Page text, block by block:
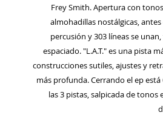
Frey Smith. Apertura con
almohadillas nostálgicas,
percusión y 303 líneas se
espaciado. "L.A.T." es una pista
construcciones sutiles, ajustes y
más profunda. Cerrando el ep
las 3 pistas, salpicada de